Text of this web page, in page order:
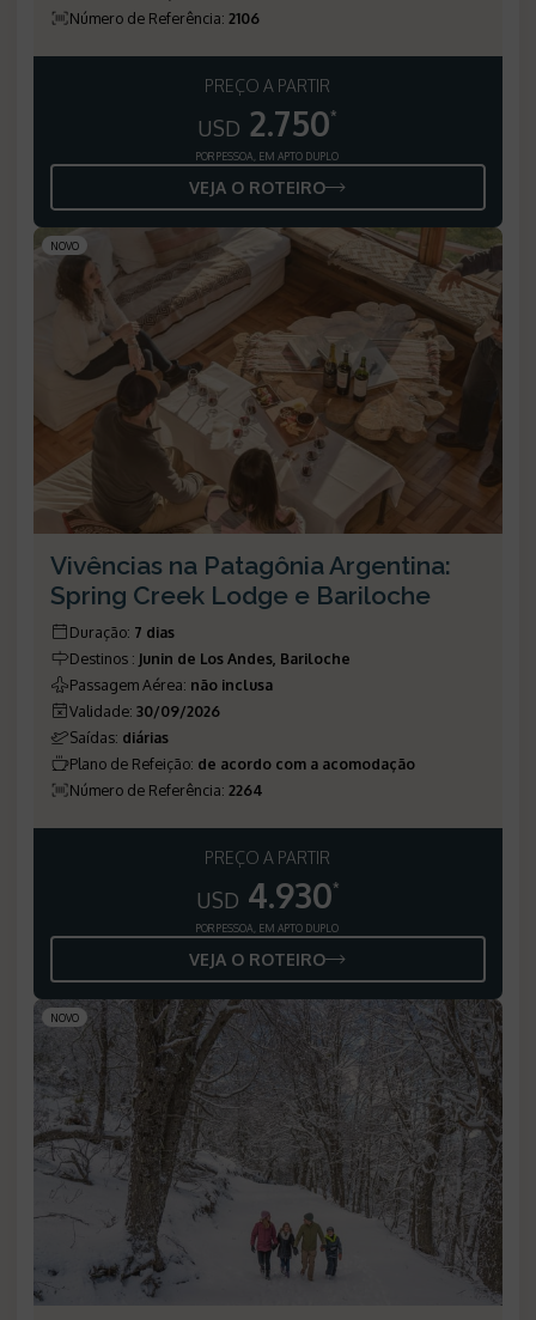
Número de Referência: 2106
PREÇO A PARTIR
USD 2.750*
POR PESSOA, EM APTO DUPLO
VEJA O ROTEIRO
NOVO
Vivências na Patagônia Argentina:
Spring Creek Lodge e Bariloche
Duração: 7 dias
Destinos : Junin de Los Andes, Bariloche
Passagem Aérea: não inclusa
Validade: 30/09/2026
Saídas: diárias
Plano de Refeição: de acordo com a acomodação
Número de Referência: 2264
PREÇO A PARTIR
USD 4.930*
POR PESSOA, EM APTO DUPLO
VEJA O ROTEIRO
NOVO